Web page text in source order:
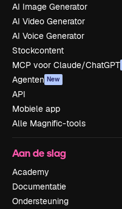
AI Image Generator
AI Video Generator
AI Voice Generator
Stockcontent
MCP voor Claude/ChatGPT
Agenten New
API
Mobiele app
Alle Magnific-tools
Aan de slag
Academy
Documentatie
Ondersteuning